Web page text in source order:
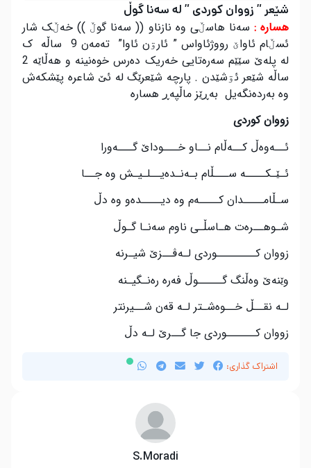
شێعر ” زووان کوردی ” لە سەنا گوڵ
هسارە : سەنا هاسڵی وە نازناو (( سەنا گوڵ )) خەڵک شار
ئسڵام ئاواێ رووژئاواس ” ئارۊن ئاوا” تەمەن 9 ساڵە ک
لە پلەێ سێێم سەرەتایی خەریک دەرس خوەنینە و هەڵاێە 2
ساڵە شێعر ئۊشێدن . پارچە شێعرێگ لە ئێ شاعرە پێشکەش
وە بەردەنگەیل بەڕێز ماڵپەڕ هسارە
زووان کوردی
ئــەوەڵ کــەڵام نــاو خـــوداێ گـــەورا
ئـێـکــــە ســـڵام بـەنـدەیــلـیـش وە جــا
سـڵامــــدان کــــەم وە دیــــدەو وە دڵ
شـوهــرەت هـاسڵـی ناوم سەنـا گـوڵ
زووان کــــــــوردی لـەڤــزێ شیـرنە
وێنەێ وەڵنگ گـــــوڵ فەرە رەنـگیـنە
لـە نقــڵ خــوەشـتر لـە قەن شــیرنتر
زووان کــــــوردی جا گــرێ لـە دڵ
اشتراک گذاری:
S.Moradi